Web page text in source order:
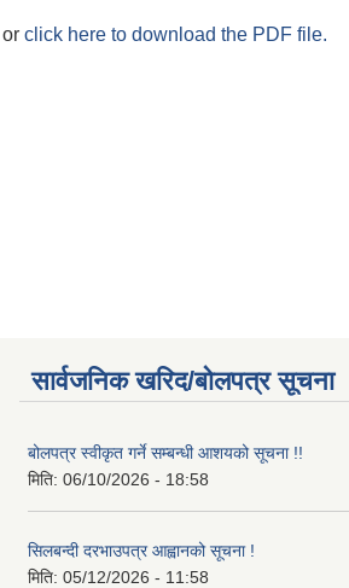
or click here to download the PDF file.
सार्वजनिक खरिद/बोलपत्र सूचना
बोलपत्र स्वीकृत गर्ने सम्बन्धी आशयको सूचना !!
मिति: 06/10/2026 - 18:58
सिलबन्दी दरभाउपत्र आह्वानको सूचना !
मिति: 05/12/2026 - 11:58